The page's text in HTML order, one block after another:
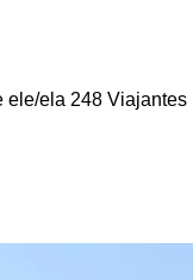
ele/ela 248 Viajantes